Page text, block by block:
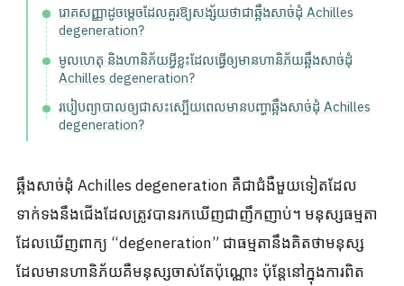
រោគសញ្ញាដូចម្តេចដែលគួរឱ្យសង្ស័យថាជាឆ្អឹងសាច់ដុំ Achilles
degeneration?
មូលហេតុ និងហានិភ័យអ្វីខ្លះដែលធ្វើឲ្យមានហានិភ័យឆ្អឹងសាច់ដុំ
Achilles degeneration?
របៀបព្យាបាលឲ្យជាសះស្បើយពេលមានបញ្ហាឆ្អឹងសាច់ដុំ Achilles
degeneration?
ឆ្អឹងសាច់ដុំ Achilles degeneration គឺជាជំងឺមួយទៀតដែល
ទាក់ទងនឹងជើងដែលត្រូវបានរកឃើញជាញឹកញាប់។ មនុស្សធម្មតា
ដែលឃើញពាក្យ “degeneration” ជាធម្មតានឹងគិតថាមនុស្ស
ដែលមានហានិភ័យគឺមនុស្សចាស់តែប៉ុណ្ណោះ ប៉ុន្តែនៅក្នុងការពិត